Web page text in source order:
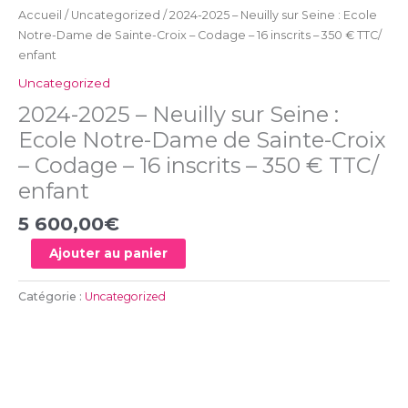
Accueil / Uncategorized / 2024-2025 – Neuilly sur Seine : Ecole
Notre-Dame de Sainte-Croix – Codage – 16 inscrits – 350 € TTC/
enfant
Uncategorized
2024-2025 – Neuilly sur Seine :
Ecole Notre-Dame de Sainte-Croix
– Codage – 16 inscrits – 350 € TTC/
enfant
5 600,00€
-
Codage
-
inscrits
-
350
€
TTC/
enfant
Ajouter au panier
Catégorie : Uncategorized